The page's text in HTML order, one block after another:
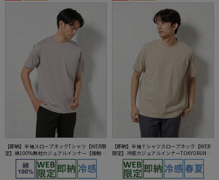
【即納】半袖スロープネックTシャツ【WEB限
定】綿100%無地カジュアルインナー【接触冷
感】TOKYORUN春夏
【即納】半袖Ｔシャツスロープネック【WEB
限定】冷感カジュアルインナーTOKYORUN春